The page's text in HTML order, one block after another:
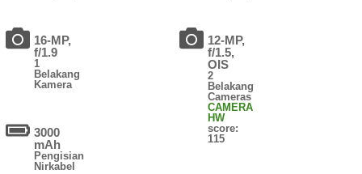
16-MP,
f/1.9
1
Belakang
Kamera
3000
mAh
Pengisian
Nirkabel
12-MP,
f/1.5,
OIS
2
Belakang
Cameras
CAMERA
HW
score:
115